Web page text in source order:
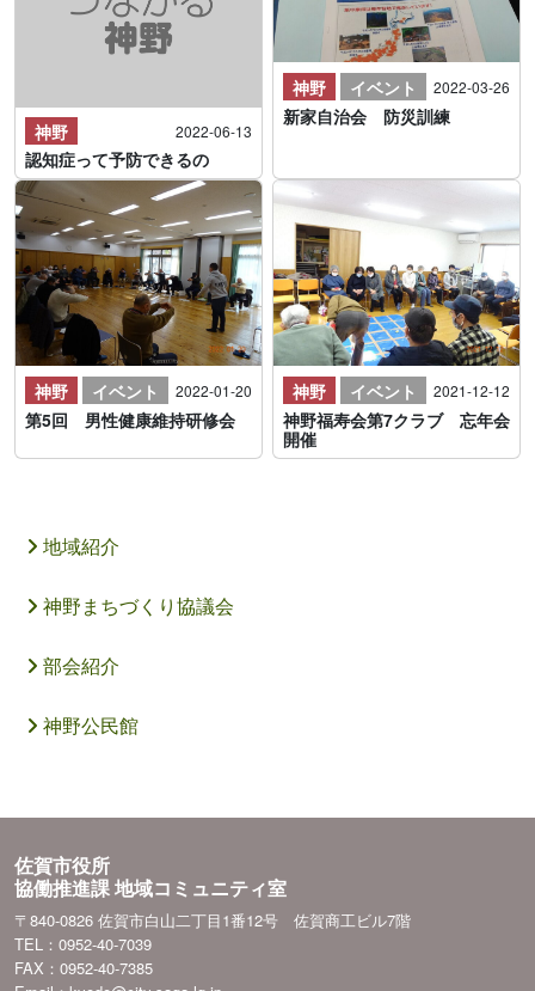
神野 2022-06-13
認知症って予防できるの
神野 イベント 2022-03-26
新家自治会 防災訓練
神野 イベント 2022-01-20
第5回 男性健康維持研修会
神野 イベント 2021-12-12
神野福寿会第7クラブ 忘年会
開催
地域紹介
神野まちづくり協議会
部会紹介
神野公民館
佐賀市役所
協働推進課 地域コミュニティ室
〒840-0826 佐賀市白山二丁目1番12号 佐賀商工ビル7階
TEL：0952-40-7039
FAX：0952-40-7385